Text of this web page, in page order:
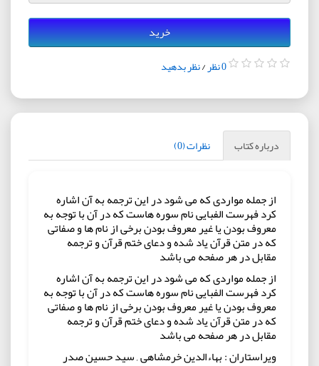
خرید
0 نظر /نظر بدهید
درباره کتاب نظرات (0)
از جمله مواردی که می شود در این ترجمه به آن اشاره
کرد فهرست الفبایی نام سوره هاست که در آن با توجه به
معروف بودن یا غیر معروف بودن برخی از نام ها و صفاتی
که در متن قرآن یاد شده و دعای ختم قرآن و ترجمه
مقابل در هر صفحه می باشد
از جمله مواردی که می شود در این ترجمه به آن اشاره
کرد فهرست الفبایی نام سوره هاست که در آن با توجه به
معروف بودن یا غیر معروف بودن برخی از نام ها و صفاتی
که در متن قرآن یاد شده و دعای ختم قرآن و ترجمه
مقابل در هر صفحه می باشد
ویراستاران : بهاءالدین خرمشاهی , سید حسین صدر